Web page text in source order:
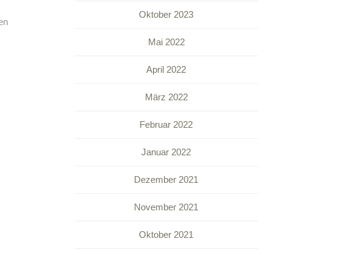
Oktober 2023
Mai 2022
April 2022
März 2022
Februar 2022
Januar 2022
Dezember 2021
November 2021
Oktober 2021